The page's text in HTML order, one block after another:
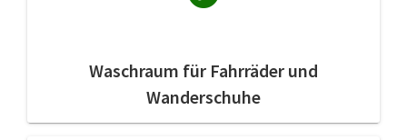
Waschraum für Fahrräder und
Wanderschuhe